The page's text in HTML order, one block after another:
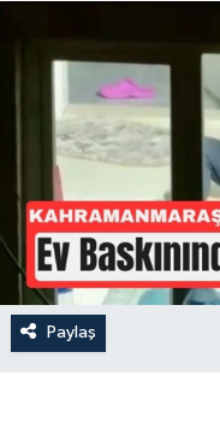
Paylaş
İLÇE HABERLERİ
KÜLTÜR-SANAT
KSÜ
DÜNYA
ROPORTAJ